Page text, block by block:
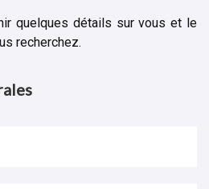
quelques détails sur vous et le
recherchez.